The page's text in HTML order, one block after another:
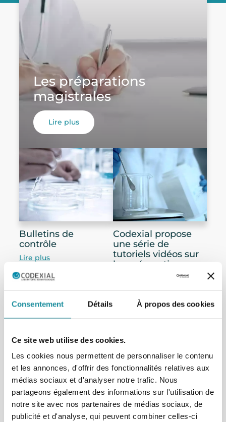
Consentement Détails À propos des cookies
Ce site web utilise des cookies.
Les cookies nous permettent de personnaliser le contenu
et les annonces, d'offrir des fonctionnalités relatives aux
médias sociaux et d'analyser notre trafic. Nous
partageons également des informations sur l'utilisation de
notre site avec nos partenaires de médias sociaux, de
publicité et d'analyse, qui peuvent combiner celles-ci
Les préparations
magistrales
Lire plus
Bulletins de
contrôle
Lire plus
Codexial propose
une série de
tutoriels vidéos sur
les préparations
Lire plus
Leader des excipients
dermatologiques pour
préparation magistrale